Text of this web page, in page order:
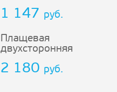
1 147 руб.
Плащевая
двухсторонняя
2 180 руб.